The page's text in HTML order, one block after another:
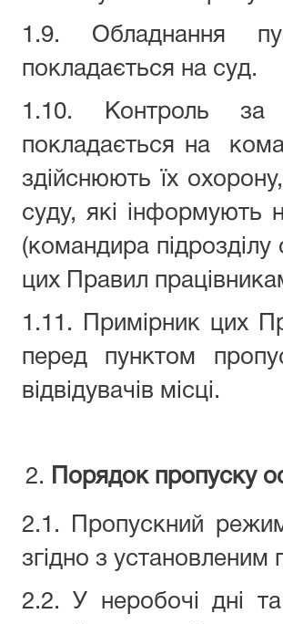
1.9. Обладнання
покладається на суд.
1.10. Контроль за
покладається на
здійснюють їх
суду, які інформують
(командира
цих Правил
1.11. Примірник цих
перед пунктом
відвідувачів місці.
Порядок пропуску
2.1. Пропускний
згідно з
2.2. У неробочі дні